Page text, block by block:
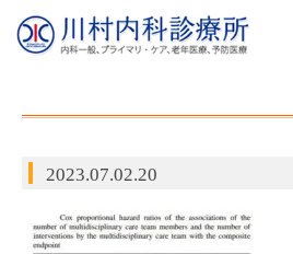
2023.07.02.20